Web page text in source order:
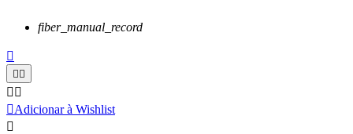
fiber_manual_record

 
 
Adicionar à Wishlist
